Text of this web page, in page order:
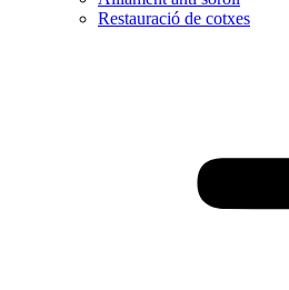
Restauració de cotxes